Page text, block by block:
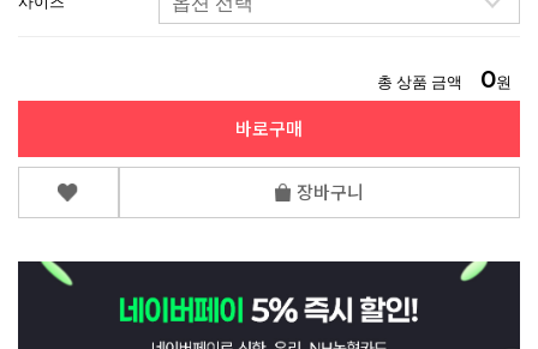
총 상품 금액 0원
바로구매
장바구니